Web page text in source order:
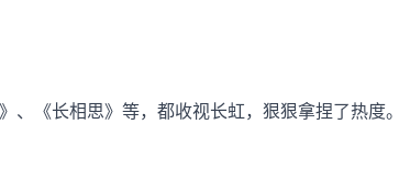
、《长相思》等，都收视长虹，狠狠拿捏了热度